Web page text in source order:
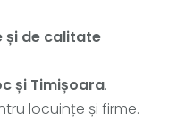
și de calitate
și Timișoara.
locuințe și firme.